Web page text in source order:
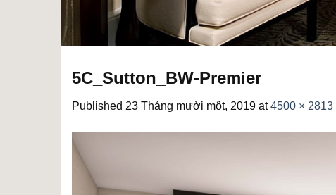
5C_Sutton_BW-Premier
Published 23 Tháng mười một, 2019 at4500 × 2813